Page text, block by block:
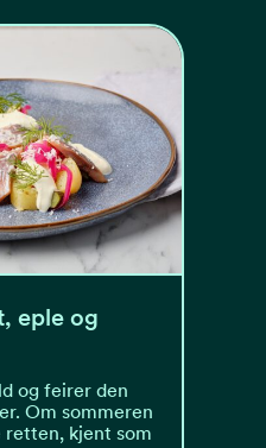
eple og
og feirer den
Om sommeren
retten, kjent som